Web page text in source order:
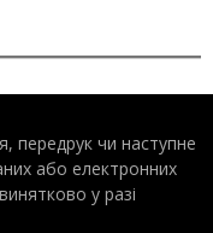
передрук чи наступне
або електронних
у разі